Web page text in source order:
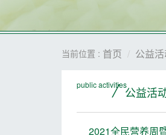
当前位置 : 首页 公益
public activities
/ 公益活
2021全民营养周